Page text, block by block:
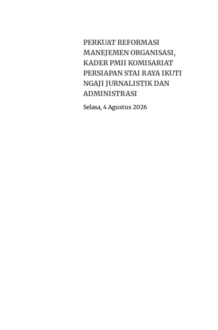
PERKUAT REFORMASI
MANEJEMEN ORGANISASI,
KADER PMII KOMISARIAT
PERSIAPAN STAI RAYA IKUTI
NGAJI JURNALISTIK DAN
ADMINISTRASI
Selasa, 4 Agustus 2026